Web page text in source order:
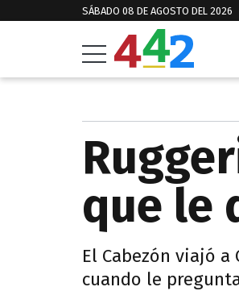
SÁBADO 08 DE AGOSTO DEL 2026
que le
El Cabezón viajó
cuando le